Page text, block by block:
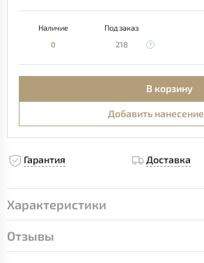
Наличие Под заказ
0
218
В корзину
Добавить нанесение
Гарантия Доставка
Характеристики
Отзывы